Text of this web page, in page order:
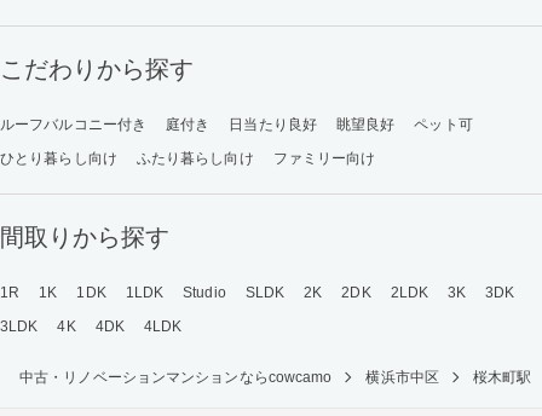
こだわりから探す
ルーフバルコニー付き 庭付き 日当たり良好 眺望良好
ペット可
ひとり暮らし向け
ふたり暮らし向け ファミリー向け
間取りから探す
1R 1K 1DK 1LDK Studio SLDK 2K 2DK 2LDK 3K
3DK
3LDK
4K 4DK 4LDK
中古・リノベーションマンションならcowcamo 横浜市中区 桜木町駅